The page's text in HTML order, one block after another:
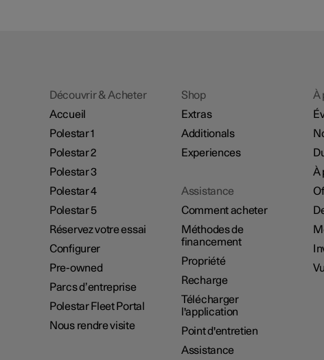
Découvrir & Acheter
Accueil
Polestar 1
Polestar 2
Polestar 3
Polestar 4
Polestar 5
Réservez votre essai
Configurer
Pre-owned
Parcs d’entreprise
Polestar Fleet Portal
Nous rendre visite
Shop
Extras
Additionals
Experiences
Assistance
Comment acheter
Méthodes de
financement
Propriété
Recharge
Télécharger
l'application
Point d'entretien
Assistance
À
À